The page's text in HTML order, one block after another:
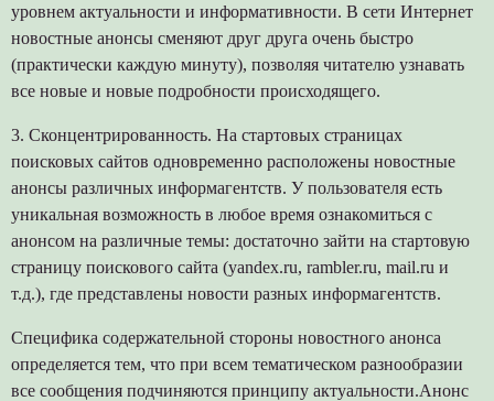
уровнем актуальности и информативности. В сети Интернет
новостные анонсы сменяют друг друга очень быстро
(практически каждую минуту), позволяя читателю узнавать
все новые и новые подробности происходящего.
3. Сконцентрированность. На стартовых страницах
поисковых сайтов одновременно расположены новостные
анонсы различных информагентств. У пользователя есть
уникальная возможность в любое время ознакомиться с
анонсом на различные темы: достаточно зайти на стартовую
страницу поискового сайта (yandex.ru, rambler.ru, mail.ru и
т.д.), где представлены новости разных информагентств.
Специфика содержательной стороны новостного анонса
определяется тем, что при всем тематическом разнообразии
все сообщения подчиняются принципу актуальности.Анонс